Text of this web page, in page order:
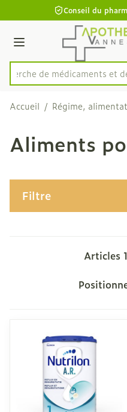
Aller au contenu
1 de 1
Conseil du
Menu
Rechercher
Recherche de médicament
Accueil / Régime,
Aliments
Filtre
Articles 1
Trier par: